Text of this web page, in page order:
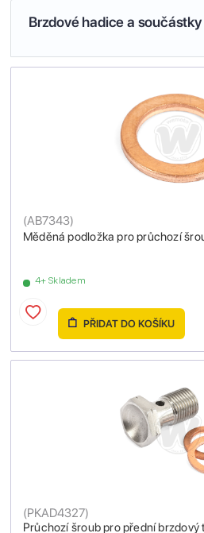
Brzdové hadice a
Měděná podložka pro průchozí
(AB7343)
4+ Skladem
PŘIDAT DO KOŠÍKU
Průchozí šroub pro přední brzdový
(PKAD4327)